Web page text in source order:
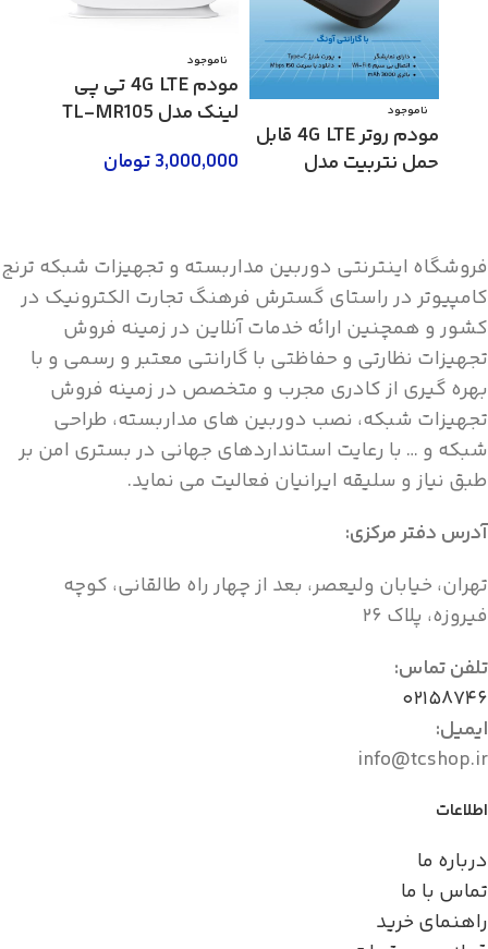
ناموجود
مودم روتر 4G LTE قابل
حمل نتربیت مدل
ناموجود
مودم 4G LTE تی پی
لینک مدل TL-MR105
3,000,000تومان
فروشگاه اینترنتی دوربین مداربسته و تجهیزات شبکه ترنج
کامپیوتر در راستای گسترش فرهنگ تجارت الکترونیک در
کشور و همچنین ارائه خدمات آنلاین در زمینه فروش
تجهیزات نظارتی و حفاظتی با گارانتی معتبر و رسمی و با
بهره گیری از کادری مجرب و متخصص در زمینه فروش
تجهیزات شبکه، نصب دوربین های مداربسته، طراحی
شبکه و … با رعایت استانداردهای جهانی در بستری امن بر
طبق نیاز و سلیقه ایرانیان فعالیت می نماید.
آدرس دفتر مرکزی:
تهران، خیابان ولیعصر، بعد از چهار راه طالقانی، کوچه
فیروزه، پلاک ۲۶
تلفن تماس:
۰۲۱۵۸۷۴۶
ایمیل:
info@tcshop.ir
اطلاعات
درباره ما
تماس با ما
راهنمای خرید